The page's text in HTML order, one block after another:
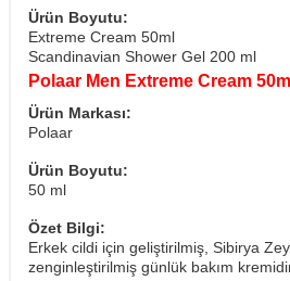
Ürün Boyutu:
Extreme Cream 50ml
Scandinavian Shower Gel 200 ml
Polaar Men Extreme Cream 50ml
Ürün Markası:
Polaar
Ürün Boyutu:
50 ml
Özet Bilgi:
Erkek cildi için geliştirilmiş, Sibirya
zenginleştirilmiş günlük bakım